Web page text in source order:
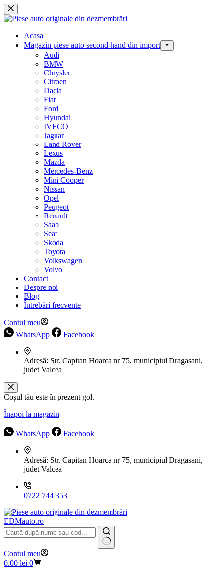
Sari
la
Acasa
Magazin piese auto second-hand din import
Audi
BMW
Chrysler
Citroen
Dacia
Fiat
Ford
Hyundai
IVECO
Jaguar
Land Rover
Lexus
Mazda
Mercedes-Benz
Mini Cooper
Nissan
Opel
Peugeot
Renault
Saab
Seat
Skoda
Toyota
Volkswagen
Volvo
Contact
Despre noi
Blog
Întrebări frecvente
Contul meu
WhatsApp
Facebook
Adresă: Str. Capitan Hoarca nr 75, municipiul Dragasani,
judet Valcea
Coșul tău este în prezent gol.
Înapoi la magazin
WhatsApp Facebook
Adresă: Str. Capitan Hoarca nr 75, municipiul Dragasani,
judet Valcea
0722 744 353
EDMauto.ro
Niciun
rezultat
Contul meu
Coș
0.00 lei 0